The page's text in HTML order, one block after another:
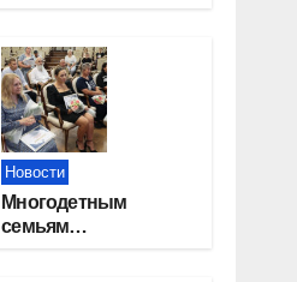
Новости
Многодетным
семьям